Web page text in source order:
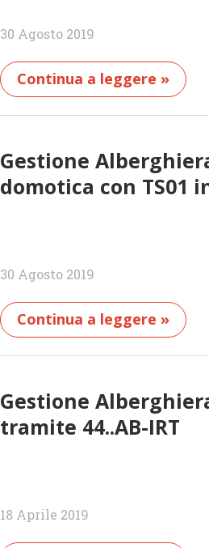
30 Agosto 2019
Continua a leggere »
Gestione
domotica con TS01
30 Agosto 2019
Continua a leggere »
Gestione
tramite 44..AB-IRT
18 Aprile 2019